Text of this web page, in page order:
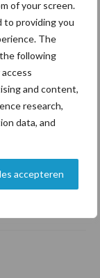
of your screen.
to providing you
The
following
and content,
research,
data, and
accepteren
over